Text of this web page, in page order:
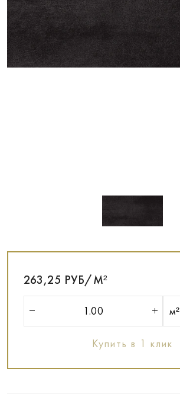
263,25 РУБ/М²
м²
Купить в 1 клик